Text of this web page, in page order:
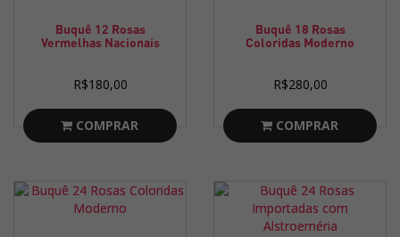
Buquê 12 Rosas
Vermelhas Nacionais
R$180,00
COMPRAR
Buquê 18 Rosas
Coloridas Moderno
R$280,00
COMPRAR